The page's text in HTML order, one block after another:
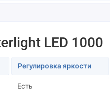
LED 1000
Регулировка яркости
Есть